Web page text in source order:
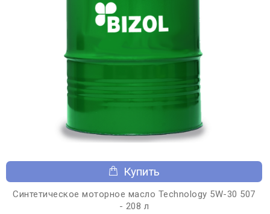
Купить
Синтетическое моторное масло Technology 5W-30 507
- 208 л